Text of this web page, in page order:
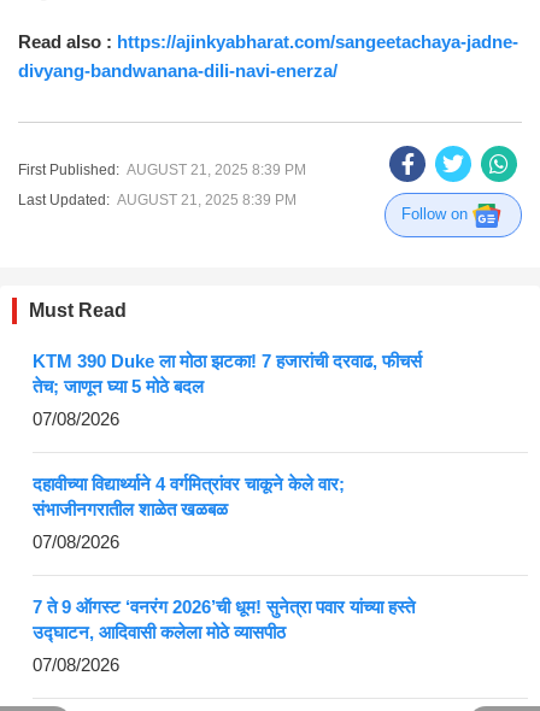
Read also : https://ajinkyabharat.com/sangeetachaya-jadne-
divyang-bandwanana-dili-navi-enerza/
First Published: AUGUST 21, 2025 8:39 PM
Last Updated: AUGUST 21, 2025 8:39 PM
Follow on
Must Read
KTM 390 Duke ला मोठा झटका! 7 हजारांची दरवाढ, फीचर्स
तेच; जाणून घ्या 5 मोठे बदल
07/08/2026
दहावीच्या विद्यार्थ्याने 4 वर्गमित्रांवर चाकूने केले वार;
संभाजीनगरातील शाळेत खळबळ
07/08/2026
7 ते 9 ऑगस्ट ‘वनरंग 2026’ची धूम! सुनेत्रा पवार यांच्या हस्ते
उद्घाटन, आदिवासी कलेला मोठे व्यासपीठ
07/08/2026